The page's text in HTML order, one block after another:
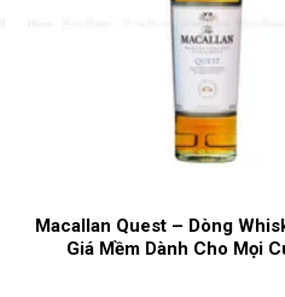
Macallan Quest – Dòng
Giá Mềm Dành Cho Mọi